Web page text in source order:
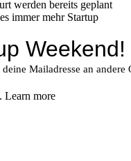
werden bereits geplant
immer mehr Startup